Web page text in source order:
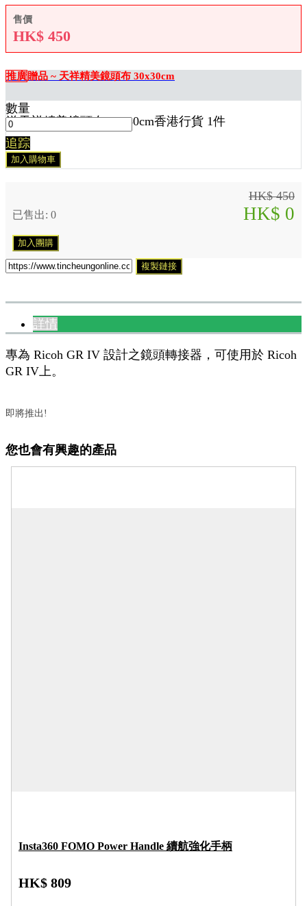
售價
HK$ 450
推廣贈品 ~ 天祥精美鏡頭布 30x30cm
送天祥精美鏡頭布 30x30cm香港行貨 1件
數量
追踪
加入購物車
HK$ 450
已售出: 0 HK$ 0
加入團購
複製鏈接
詳情
專為 Ricoh GR IV 設計之鏡頭轉接器，可使用於 Ricoh
GR IV上。
即將推出!
您也會有興趣的產品
Insta360 FOMO Power Handle 續航強化手柄
HK$ 809